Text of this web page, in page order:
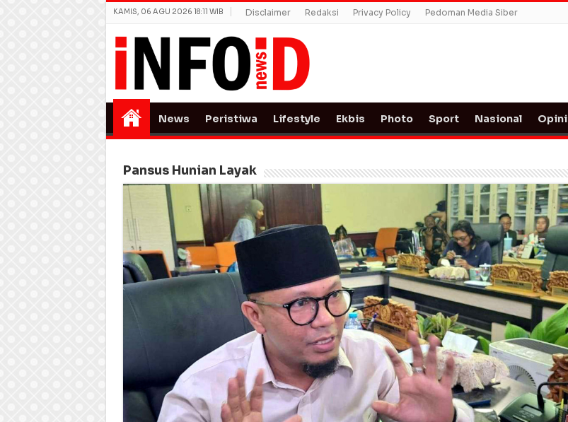
KAMIS, 06 AGU 2026 18:11 WIB Disclaimer Redaksi Privacy Policy Pedoman Media Siber
News Peristiwa Lifestyle Ekbis Photo Sport Nasional Opini
Pansus Hunian Layak